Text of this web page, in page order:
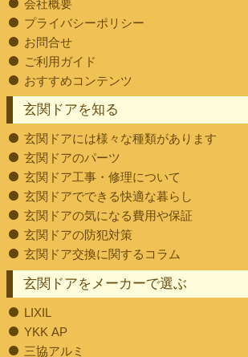
会社概要
プライバシーポリシー
お問合せ
ご利用ガイド
おすすめコンテンツ
玄関ドアを知る
玄関ドアには様々な種類があります
玄関ドアのパーツ
玄関ドア工事・修理について
玄関ドアでできる快適な暮らし
玄関ドアの気になる費用や保証
玄関ドアの防犯対策
玄関ドア交換に関するコラム
玄関ドアをメーカーで選ぶ
LIXIL
YKK AP
三協アルミ